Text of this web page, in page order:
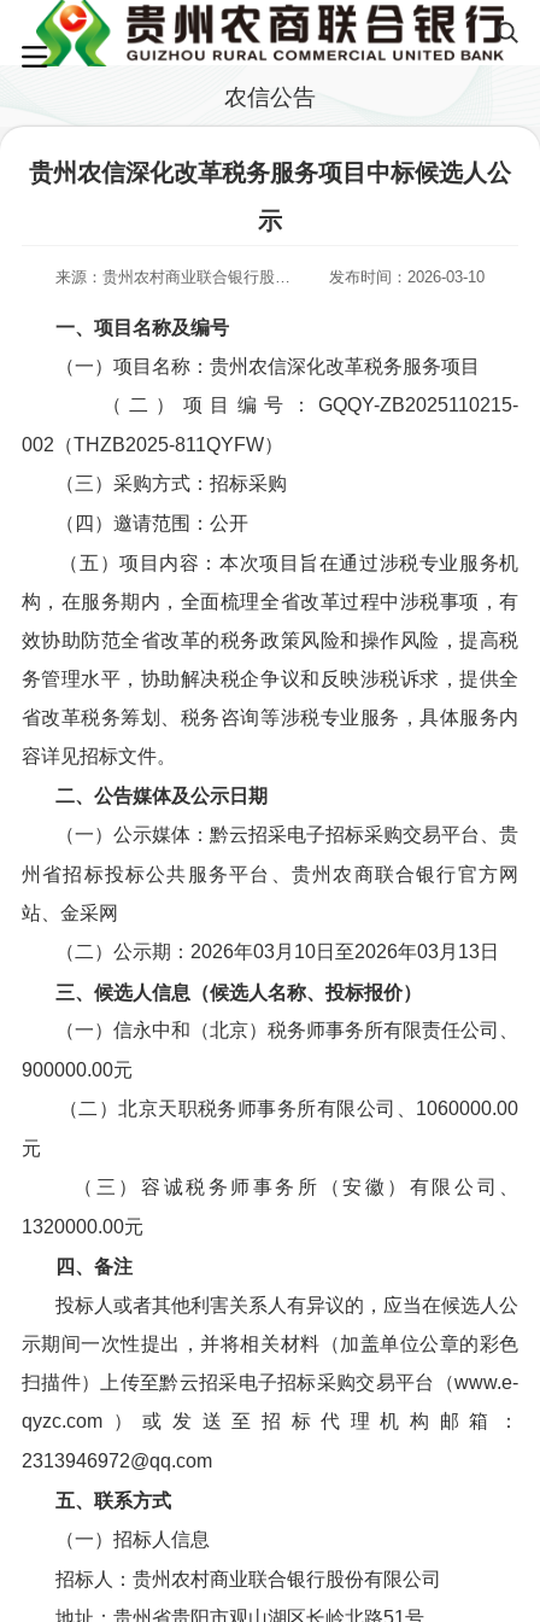
农信公告
贵州农信深化改革税务服务项目中标候选人公
示
发布时间：2026-03-10
一、项目名称及编号
（一）项目名称：贵州农信深化改革税务服务项目
（二）项目编号：GQQY-ZB2025110215-
002（THZB2025-811QYFW）
（三）采购方式：招标采购
（四）邀请范围：公开
（五）项目内容：本次项目旨在通过涉税专业服务机
构，在服务期内，全面梳理全省改革过程中涉税事项，有
效协助防范全省改革的税务政策风险和操作风险，提高税
务管理水平，协助解决税企争议和反映涉税诉求，提供全
省改革税务筹划、税务咨询等涉税专业服务，具体服务内
容详见招标文件。
二、公告媒体及公示日期
（一）公示媒体：黔云招采电子招标采购交易平台、贵
州省招标投标公共服务平台、贵州农商联合银行官方网
站、金采网
（二）公示期：2026年03月10日至2026年03月13日
三、候选人信息（候选人名称、投标报价）
（一）信永中和（北京）税务师事务所有限责任公司、
900000.00元
（二）北京天职税务师事务所有限公司、1060000.00
元
（三）容诚税务师事务所（安徽）有限公司、
1320000.00元
四、备注
投标人或者其他利害关系人有异议的，应当在候选人公
示期间一次性提出，并将相关材料（加盖单位公章的彩色
扫描件）上传至黔云招采电子招标采购交易平台（www.e-
qyzc.com）或发送至招标代理机构邮箱：
2313946972@qq.com
五、联系方式
（一）招标人信息
招标人：贵州农村商业联合银行股份有限公司